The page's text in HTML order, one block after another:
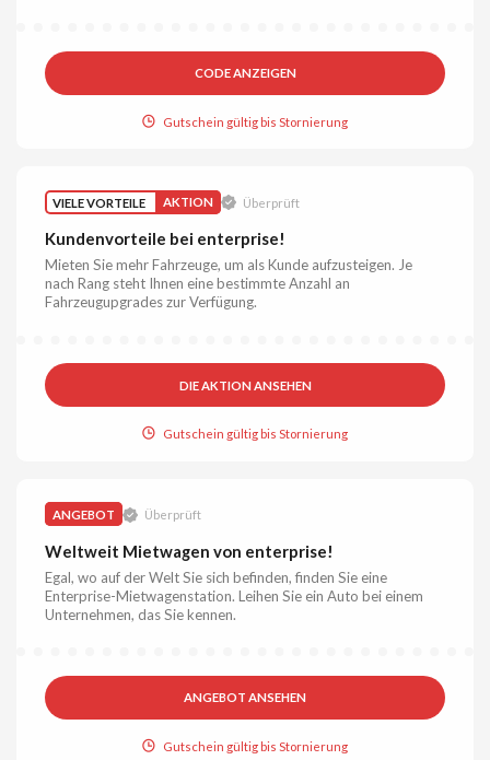
CODE ANZEIGEN
Gutschein gültig bis Stornierung
VIELE VORTEILE AKTION Überprüft
Kundenvorteile bei enterprise!
Mieten Sie mehr Fahrzeuge, um als Kunde aufzusteigen. Je
nach Rang steht Ihnen eine bestimmte Anzahl an
Fahrzeugupgrades zur Verfügung.
DIE AKTION ANSEHEN
Gutschein gültig bis Stornierung
ANGEBOT Überprüft
Weltweit Mietwagen von enterprise!
Egal, wo auf der Welt Sie sich befinden, finden Sie eine
Enterprise-Mietwagenstation. Leihen Sie ein Auto bei einem
Unternehmen, das Sie kennen.
ANGEBOT ANSEHEN
Gutschein gültig bis Stornierung